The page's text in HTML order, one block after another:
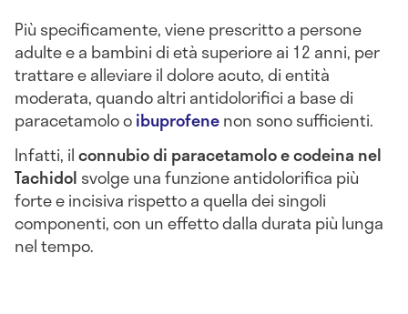
Più specificamente, viene prescritto a persone
adulte e a bambini di età superiore ai 12 anni, per
trattare e alleviare il dolore acuto, di entità
moderata, quando altri antidolorifici a base di
paracetamolo oibuprofenenon sono sufficienti.
Infatti, ilconnubio di paracetamolo e codeina nel
Tachidol svolge una funzione antidolorifica più
forte e incisiva rispetto a quella dei singoli
componenti, con un effetto dalla durata più lunga
nel tempo.